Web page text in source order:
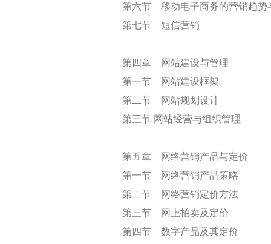
第六节 移动电子商务的营销趋势
第七节 短信营销
第四章 网站建设与管理
第一节 网站建设框架
第二节 网站规划设计
第三节 网站经营与组织管理
第五章 网络营销产品与定价
第一节 网络营销产品策略
第二节 网络营销定价方法
第三节 网上拍卖及定价
第四节 数字产品及其定价